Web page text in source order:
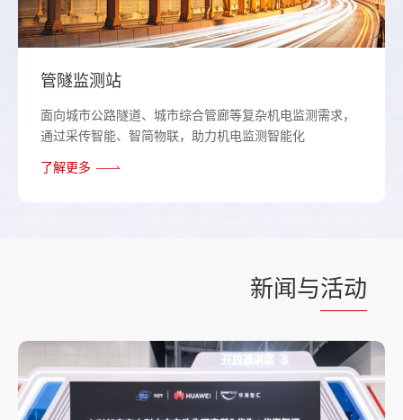
管隧监测站
面向城市公路隧道、城市综合管廊等复杂机电监测需求，
通过采传智能、智简物联，助力机电监测智能化
了解更多
新闻与活动